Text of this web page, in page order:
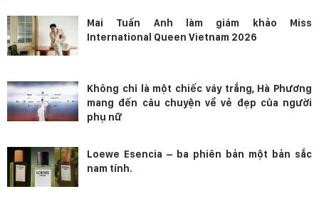
Mai Tuấn Anh làm giám khảo Miss
International Queen Vietnam 2026
Không chỉ là một chiếc váy trắng, Hà Phương
mang đến câu chuyện về vẻ đẹp của người
phụ nữ
Loewe Esencia – ba phiên bản một bản sắc
nam tính.